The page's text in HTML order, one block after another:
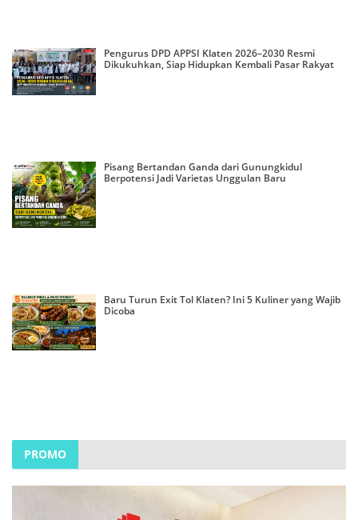
Pengurus DPD APPSI Klaten 2026–2030 Resmi
Dikukuhkan, Siap Hidupkan Kembali Pasar Rakyat
Pisang Bertandan Ganda dari Gunungkidul
Berpotensi Jadi Varietas Unggulan Baru
Baru Turun Exit Tol Klaten? Ini 5 Kuliner yang Wajib
Dicoba
PROMO